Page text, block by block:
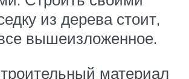
из дерева стоит,
вышеизложенное.
материал